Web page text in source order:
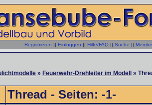
Registrieren || Einloggen || Hilfe/FAQ || Suche ||
» Feuerwehr-Drehleiter im Modell »
Thread - Seiten: -1-